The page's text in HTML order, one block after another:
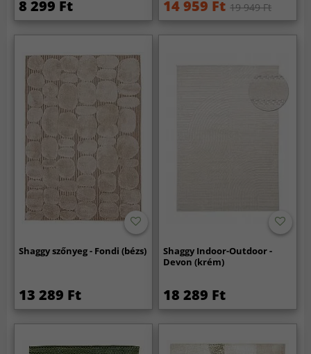
8 299 Ft 14 959 Ft 19 949 Ft
Shaggy szőnyeg - Fondi (bézs)
13 289 Ft
Shaggy Indoor-Outdoor -
Devon (krém)
18 289 Ft